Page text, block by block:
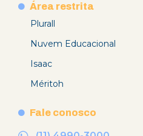
Área restrita
Plurall
Nuvem Educacional
Isaac
Méritoh
Fale conosco